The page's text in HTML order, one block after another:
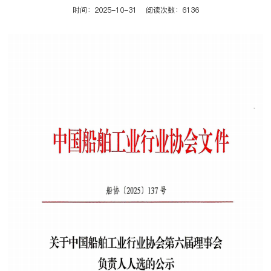
时间：2025-10-31 阅读次数：6136